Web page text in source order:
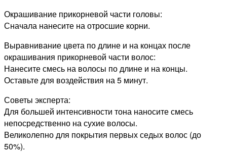
Окрашивание прикорневой части головы:
Сначала нанесите на отросшие корни.
Выравнивание цвета по длине и на концах после
окрашивания прикорневой части волос:
Нанесите смесь на волосы по длине и на концы.
Оставьте для воздействия на 5 минут.
Советы эксперта:
Для большей интенсивности тона наносите смесь
непосредственно на сухие волосы.
Великолепно для покрытия первых седых волос (до
50%).